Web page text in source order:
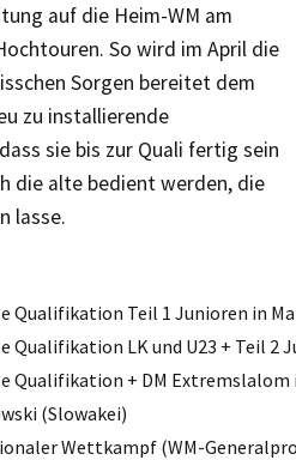
auf die Heim-WM am
So wird im April die
Sorgen bereitet dem
zu installierende
sie bis zur Quali fertig sein
die alte bedient werden, die
lasse.
Qualifikation Teil 1 Junioren in
Qualifikation LK und U23 + Teil 2
Qualifikation + DM Extremslalom
(Slowakei)
Wettkampf (WM-